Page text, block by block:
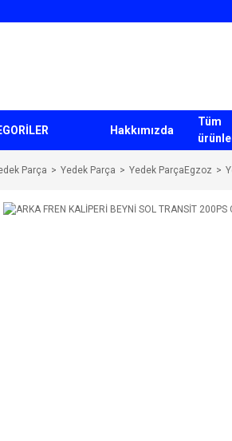
Hakkımızda
Tüm
Parça Yedek Parça Yedek ParçaEgzoz